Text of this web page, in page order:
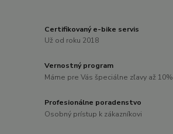
Certifikovaný e-bike servis
Už od roku 2018
Vernostný program
Máme pre Vás špeciálne zľavy až 10%
Profesionálne poradenstvo
Osobný prístup k zákazníkovi